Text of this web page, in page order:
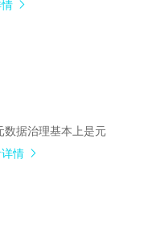
据治理基本上是元
情